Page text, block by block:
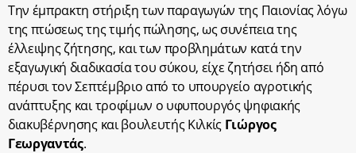
Την έμπρακτη στήριξη των παραγωγών της Παιονίας λόγω
της πτώσεως της τιμής πώλησης, ως συνέπεια της
έλλειψης ζήτησης, και των προβλημάτων κατά την
εξαγωγική διαδικασία του σύκου, είχε ζητήσει ήδη από
πέρυσι τον Σεπτέμβριο από το υπουργείο αγροτικής
ανάπτυξης και τροφίμων ο υφυπουργός ψηφιακής
διακυβέρνησης και βουλευτής Κιλκίς Γιώργος
Γεωργαντάς.